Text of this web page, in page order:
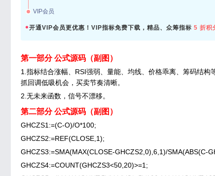
VIP会员
开通VIP会员更优惠！VIP指标免费下载，精品、众筹指标 5 折积
第一部分 公式源码（副图）
1.指标结合涨幅、RSI强弱、量能、均线、价格乖离、筹码结
抓回调低吸机会，买卖节奏清晰。
2.无未来函数，信号不漂移。
第二部分 公式源码（副图）
GHCZS1:=(C-O)/O*100;
GHCZS2:=REF(CLOSE,1);
GHCZS3:=SMA(MAX(CLOSE-GHCZS2,0),6,1)/SMA(ABS(C-
GHCZS4:=COUNT(GHCZS3<50,20)>=1;